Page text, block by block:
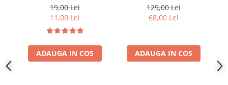
Seminee electrice
Convectoare si aeroterme electrice
19,00 Lei
11,00 Lei
ADAUGA IN COS
129,00 Lei
68,00 Lei
ADAUGA IN COS